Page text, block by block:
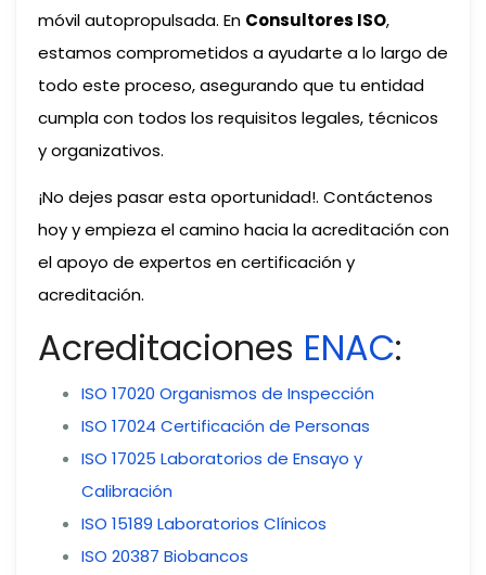
móvil autopropulsada. En Consultores ISO,
estamos comprometidos a ayudarte a lo largo de
todo este proceso, asegurando que tu entidad
cumpla con todos los requisitos legales, técnicos
y organizativos.
¡No dejes pasar esta oportunidad!. Contáctenos
hoy y empieza el camino hacia la acreditación con
el apoyo de expertos en certificación y
acreditación.
Acreditaciones ENAC:
ISO 17020 Organismos de Inspección
ISO 17024 Certificación de Personas
ISO 17025 Laboratorios de Ensayo y
Calibración
ISO 15189 Laboratorios Clínicos
ISO 20387 Biobancos